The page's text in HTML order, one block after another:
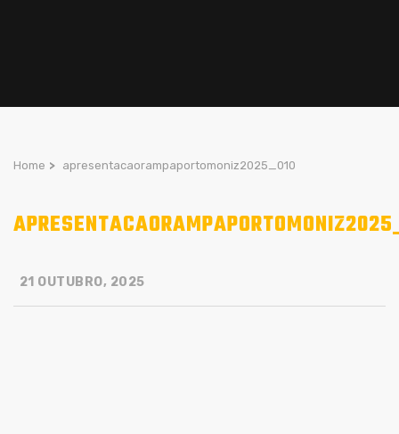
Home > apresentacaorampaportomoniz2025_010
21 OUTUBRO, 2025